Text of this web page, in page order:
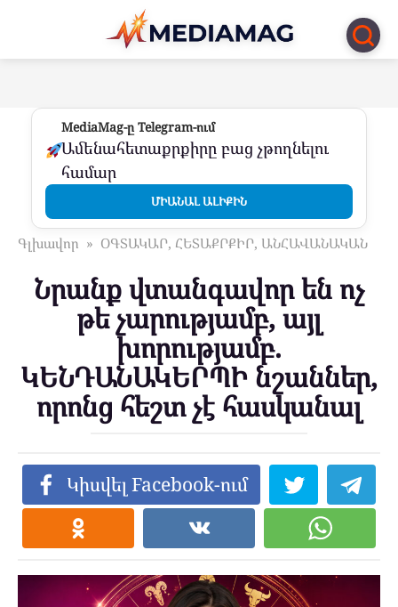
Перейти
контенту
MediaMag-ը Telegram-ում
Ամենահետաքրքիրը բաց չթողնելու
համար
ՄԻԱՆԱԼ ԱԼԻՔԻՆ
Գլխավոր » ՕԳՏԱԿԱՐ, ՀԵՏԱՔՐՔԻՐ, ԱՆՀԱՎԱՆԱԿԱՆ
Նրանք վտանգավոր են ոչ
թե չարությամբ, այլ
խորությամբ.
ԿԵՆԴԱՆԱԿԵՐՊԻ նշաններ,
որոնց հեշտ չէ հասկանալ
Կիսվել Facebook-ում